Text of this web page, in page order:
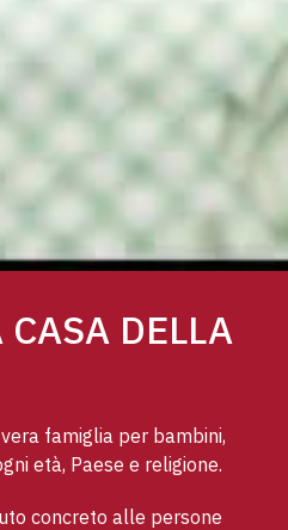
DELLA
famiglia per bambini,
età, Paese e religione.
concreto alle persone